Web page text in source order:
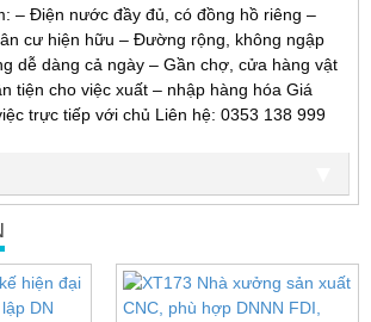
– Điện nước đầy đủ, có đồng hồ riêng –
cư hiện hữu – Đường rộng, không ngập
dễ dàng cả ngày – Gần chợ, cửa hàng vật
tiện cho việc xuất – nhập hàng hóa Giá
trực tiếp với chủ Liên hệ: 0353 138 999